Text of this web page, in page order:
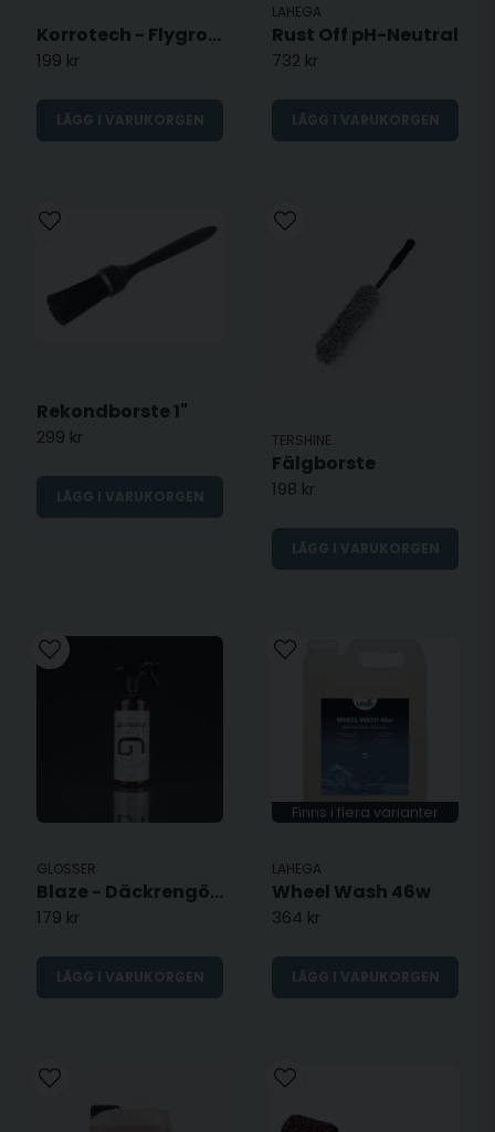
Korrotech - Flygrostborttagare
199 kr
LÄGG I VARUKORGEN
LAHEGA
Rust Off pH-Neutral
732 kr
LÄGG I VARUKORGEN
Rekondborste 1"
299 kr
LÄGG I VARUKORGEN
TERSHINE
Fälgborste
198 kr
LÄGG I VARUKORGEN
GLOSSER
Blaze - Däckrengöring
179 kr
LÄGG I VARUKORGEN
Finns i flera varianter
LAHEGA
Wheel Wash 46w
364 kr
LÄGG I VARUKORGEN